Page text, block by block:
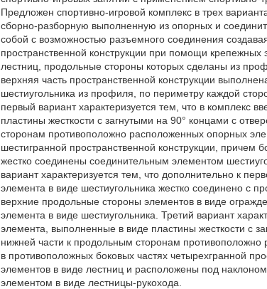
Предложен спортивно-игровой комплекс в трех
сборно-разборную выполненную из опорных и
собой с возможностью разъемного соединения
пространственной конструкции при помощи
лестниц, продольные стороны которых сделаны из
верхняя часть пространственной конструкции
шестиугольника из профиля, по периметру каждой
первый вариант характеризуется тем, что в комплекс
пластины жесткости с загнутыми на 90° концами с
сторонам противоположно расположенных опорных
шестигранной пространственной конструкции, причем
жестко соединены соединительным элементом
вариант характеризуется тем, что дополнительно к
элемента в виде шестиугольника жестко соединено с
верхние продольные стороны элементов в виде
элемента в виде шестиугольника. Третий вариант
элемента, выполненные в виде пластины жесткости с
нижней части к продольным сторонам
в противоположных боковых частях четырехгранной
элементов в виде лестниц и расположены под
элементом в виде лестницы-рукохода.